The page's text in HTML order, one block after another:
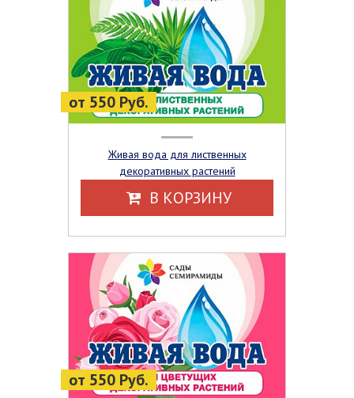
от 550 Руб.
Живая вода для лиственных
декоративных растений
В КОРЗИНУ
от 550 Руб.